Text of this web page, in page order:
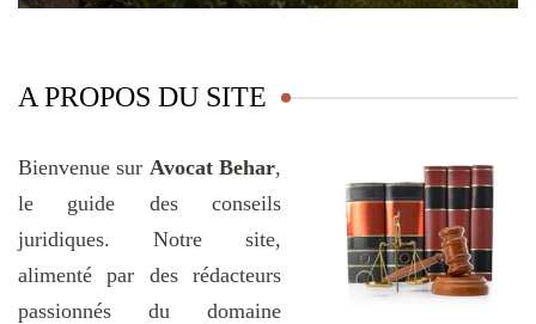
A PROPOS DU SITE
Bienvenue sur Avocat Behar,
le guide des conseils
juridiques. Notre site,
alimenté par des rédacteurs
passionnés du domaine